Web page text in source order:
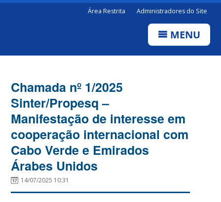
Área Restrita Administradores do Site
MENU
Chamada nº 1/2025
Sinter/Propesq –
Manifestação de interesse em
cooperação internacional com
Cabo Verde e Emirados
Árabes Unidos
14/07/2025 10:31